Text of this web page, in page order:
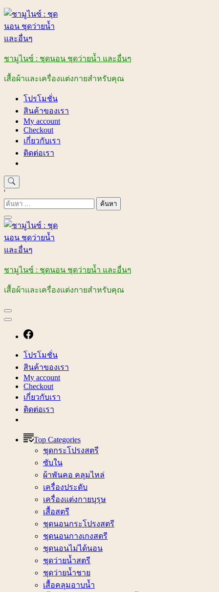
Skip
content
ชามูไนซ์ : ชุดนอน ชุดว่ายน้ำ และอื่นๆ
เสื้อผ้าและเครื่องแต่งกายสำหรับคุณ
โปรโมชั่น
สินค้าของเรา
My account
Checkout
เกี่ยวกับเรา
ติดต่อเรา
'
ค้นหา
สำหรับ:
ชามูไนซ์ : ชุดนอน ชุดว่ายน้ำ และอื่นๆ
เสื้อผ้าและเครื่องแต่งกายสำหรับคุณ
โปรโมชั่น
สินค้าของเรา
My account
Checkout
เกี่ยวกับเรา
ติดต่อเรา
Top Categories
ชุดกระโปรงสตรี
ซับใน
ผ้าพันคอ คลุมไหล่
เครื่องประดับ
เครื่องแต่งกายบุรุษ
เสื้อสตรี
ชุดนอนกระโปรงสตรี
ชุดนอนกางเกงสตรี
ชุดนอนไม่ได้นอน
ชุดว่ายน้ำสตรี
ชุดว่ายน้ำชาย
เสื้อคลุมอาบน้ำ